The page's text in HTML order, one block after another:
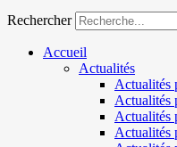
Rechercher
Accueil
Actualités
Actualités
Actualités
Actualités
Actualités